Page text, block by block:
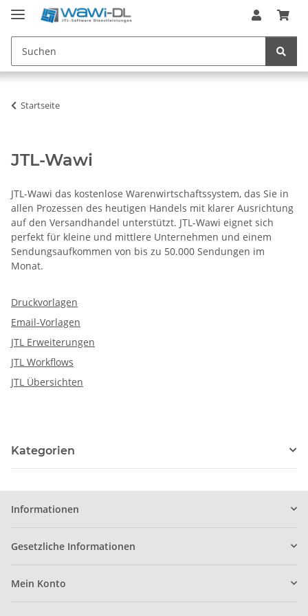
Startseite
JTL-Wawi
JTL-Wawi das kostenlose Warenwirtschaftssystem, das Sie in
allen Prozessen des heutigen Handels mit klarer Ausrichtung
auf den Versandhandel unterstützt. JTL-Wawi eignet sich
perfekt für kleine und mittlere Unternehmen und einem
Sendungsaufkommen von bis zu 50.000 Sendungen im
Monat.
Druckvorlagen
Email-Vorlagen
JTL Erweiterungen
JTL Workflows
JTL Übersichten
Kategorien
Informationen
Gesetzliche Informationen
Mein Konto